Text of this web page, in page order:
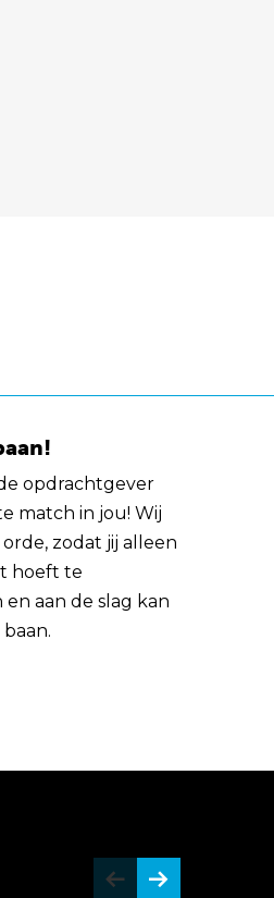
opdrachtgever
match in jou! Wij
zodat jij alleen
hoeft te
aan de slag kan